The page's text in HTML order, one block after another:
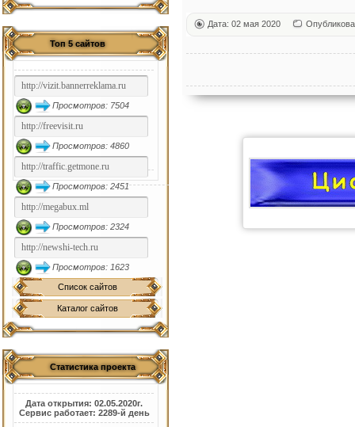
Топ 5 сайтов
Просмотров: 7504
Просмотров: 4860
Просмотров: 2451
Просмотров: 2324
Просмотров: 1623
Список сайтов
Каталог сайтов
Статистика проекта
Дата открытия: 02.05.2020г.
Сервис работает: 2289-й день
Дата: 02 мая 2020